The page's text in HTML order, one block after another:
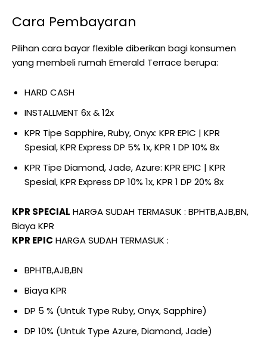
Cara Pembayaran
Pilihan cara bayar flexible diberikan bagi konsumen
yang membeli rumah Emerald Terrace berupa:
HARD CASH
INSTALLMENT 6x & 12x
KPR Tipe Sapphire, Ruby, Onyx: KPR EPIC | KPR
Spesial, KPR Express DP 5% 1x, KPR 1 DP 10% 8x
KPR Tipe Diamond, Jade, Azure: KPR EPIC | KPR
Spesial, KPR Express DP 10% 1x, KPR 1 DP 20% 8x
KPR SPECIAL HARGA SUDAH TERMASUK : BPHTB,AJB,BN,
Biaya KPR
KPR EPIC HARGA SUDAH TERMASUK :
BPHTB,AJB,BN
Biaya KPR
DP 5 % (Untuk Type Ruby, Onyx, Sapphire)
DP 10% (Untuk Type Azure, Diamond, Jade)